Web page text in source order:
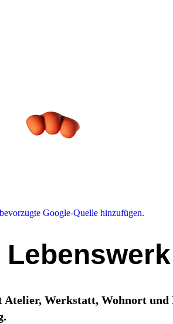
Google-Quelle hinzufügen.
Atelier, Werkstatt, Wohnort